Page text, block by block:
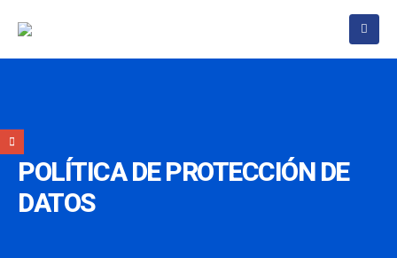
POLÍTICA DE PROTECCIÓN DE
DATOS